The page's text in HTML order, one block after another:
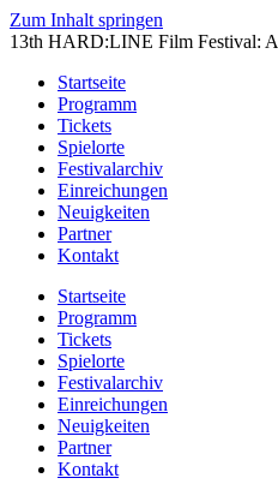
Zum Inhalt springen
13th HARD:LINE Film Festival:
Startseite
Programm
Tickets
Spielorte
Festivalarchiv
Einreichungen
Neuigkeiten
Partner
Kontakt
Startseite
Programm
Tickets
Spielorte
Festivalarchiv
Einreichungen
Neuigkeiten
Partner
Kontakt